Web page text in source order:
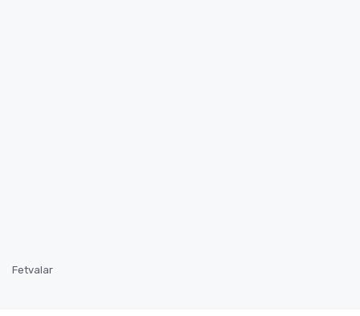
Fetvalar